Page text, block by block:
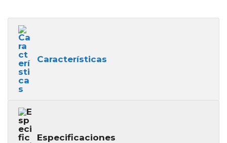
Características
Especificaciones